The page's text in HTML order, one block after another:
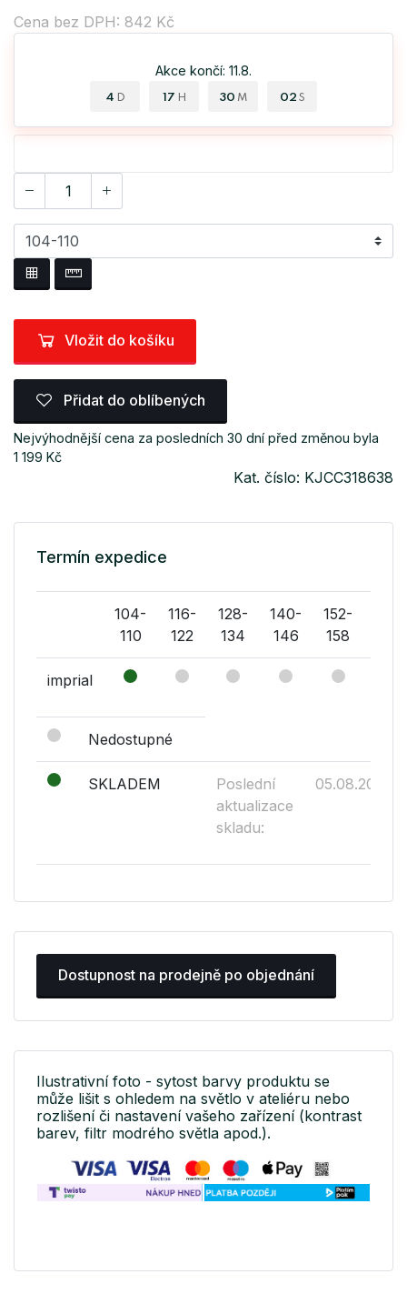
Cena bez DPH: 842 Kč
Akce končí: 11.8.
4 D 17 H 30 M 01 S
Vložit do košíku
Přidat do oblíbených
Nejvýhodnější cena za posledních 30 dní před změnou byla
1 199 Kč
Kat. číslo: KJCC318638
Termín expedice
104-
110
116-
122
128-
134
140-
146
152-
158
imprial
Nedostupné
SKLADEM
Poslední
aktualizace
skladu:
05.08.2026
Dostupnost na prodejně po objednání
Ilustrativní foto - sytost barvy produktu se
může lišit s ohledem na světlo v ateliéru nebo
rozlišení či nastavení vašeho zařízení (kontrast
barev, filtr modrého světla apod.).